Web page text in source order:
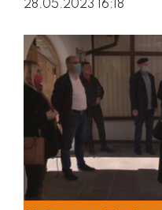
28.05.2023 16:18